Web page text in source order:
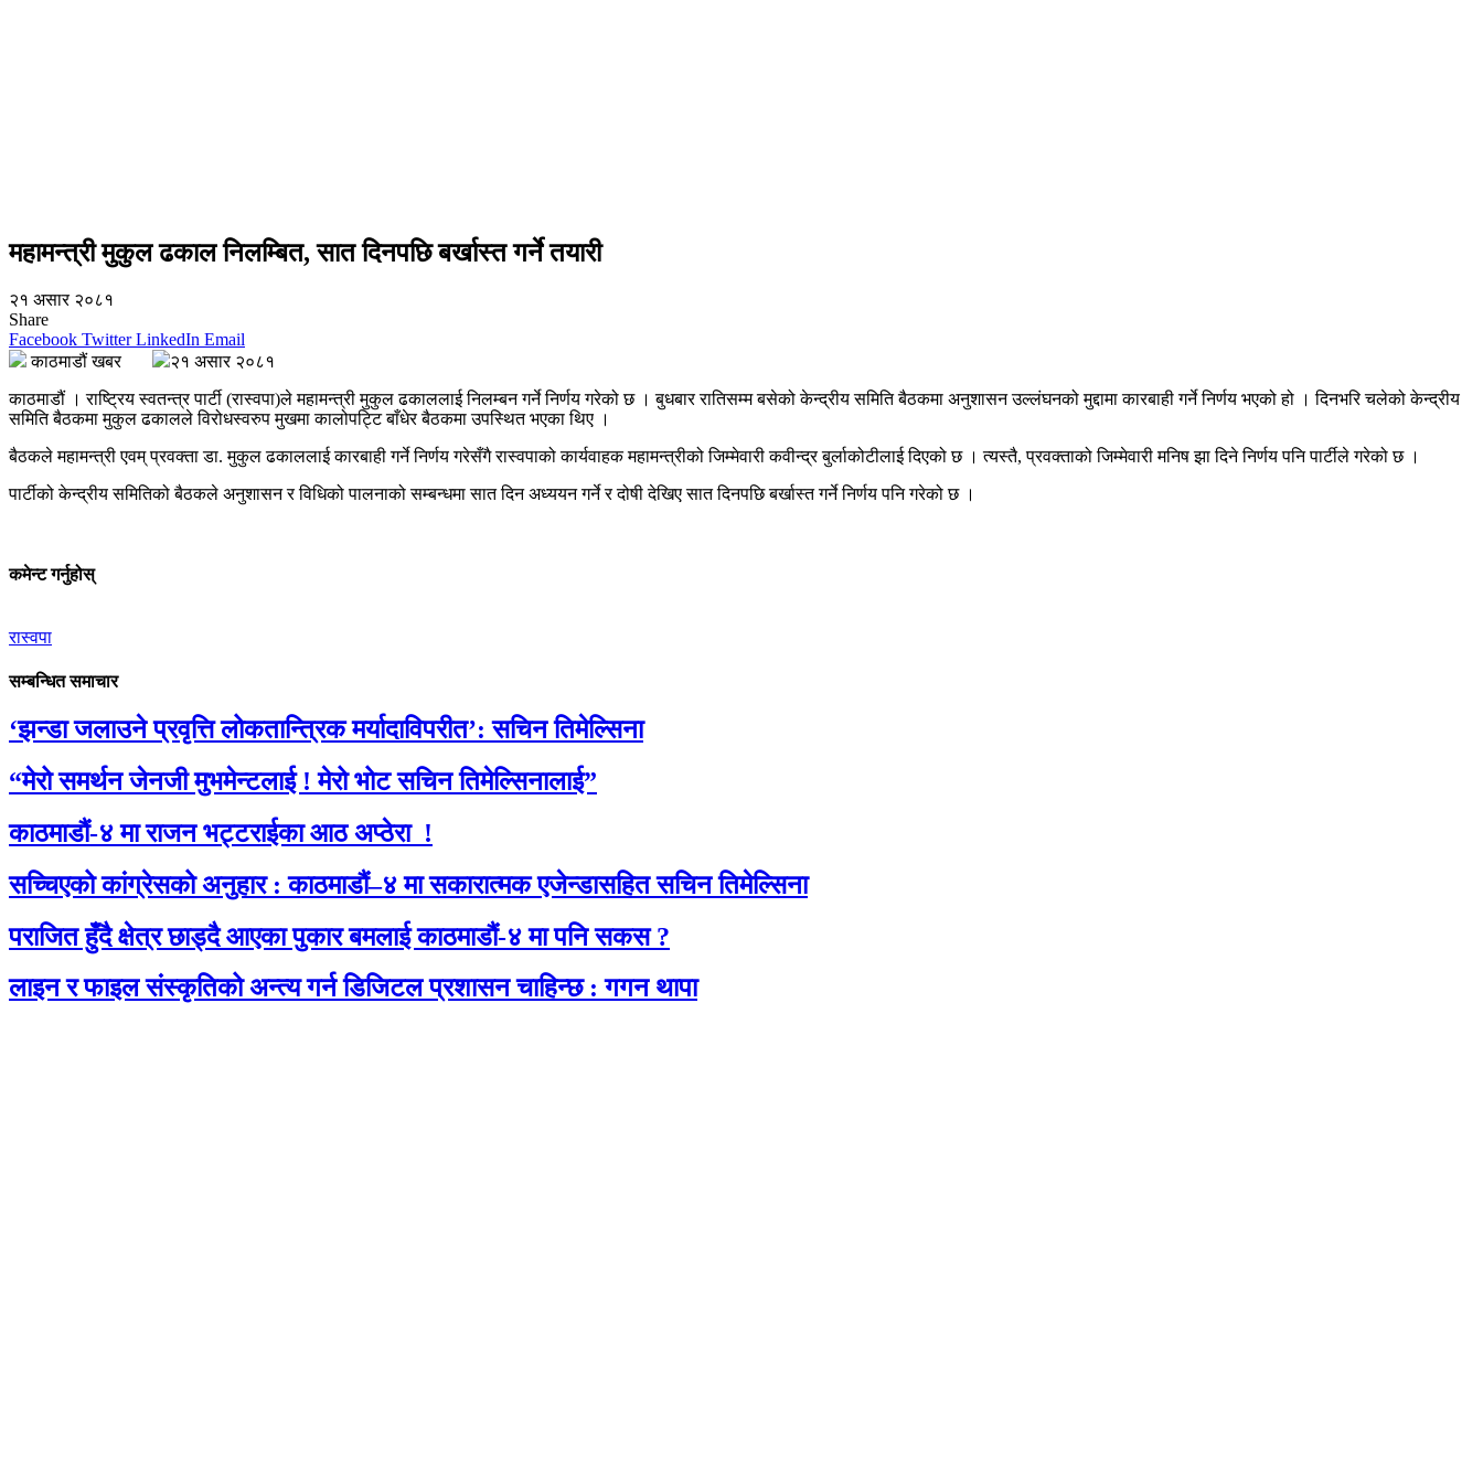
महामन्त्री मुकुल ढकाल निलम्बित, सात दिनपछि बर्खास्त गर्ने तयारी
२१ असार २०८१
Share
Facebook Twitter LinkedIn Email
काठमाडौं खबर
२१ असार २०८१
काठमाडौं । राष्ट्रिय स्वतन्त्र पार्टी (रास्वपा)ले महामन्त्री मुकुल ढकाललाई निलम्बन गर्ने निर्णय गरेको छ । बुधबार रातिसम्म बसेको केन्द्रीय समिति बैठकमा अनुशासन उल्लंघनको मुद्दामा कारबाही गर्ने निर्णय भएको हो । दिनभरि चलेको केन्द्रीय
समिति बैठकमा मुकुल ढकालले विरोधस्वरुप मुखमा कालोपट्टि बाँधेर बैठकमा उपस्थित भएका थिए ।
बैठकले महामन्त्री एवम् प्रवक्ता डा. मुकुल ढकाललाई कारबाही गर्ने निर्णय गरेसँगै रास्वपाको कार्यवाहक महामन्त्रीको जिम्मेवारी कवीन्द्र बुर्लाकोटीलाई दिएको छ । त्यस्तै, प्रवक्ताको जिम्मेवारी मनिष झा दिने निर्णय पनि पार्टीले गरेको छ ।
पार्टीको केन्द्रीय समितिको बैठकले अनुशासन र विधिको पालनाको सम्बन्धमा सात दिन अध्ययन गर्ने र दोषी देखिए सात दिनपछि बर्खास्त गर्ने निर्णय पनि गरेको छ ।
कमेन्ट गर्नुहोस्
रास्वपा
सम्बन्धित समाचार
‘झन्डा जलाउने प्रवृत्ति लोकतान्त्रिक मर्यादाविपरीत’: सचिन तिमेल्सिना
“मेरो समर्थन जेनजी मुभमेन्टलाई ! मेरो भोट सचिन तिमेल्सिनालाई”
काठमाडौं-४ मा राजन भट्टराईका आठ अप्ठेरा !
सच्चिएको कांग्रेसको अनुहार : काठमाडौं–४ मा सकारात्मक एजेन्डासहित सचिन तिमेल्सिना
पराजित हुँदै क्षेत्र छाड्दै आएका पुकार बमलाई काठमाडौं-४ मा पनि सकस ?
लाइन र फाइल संस्कृतिको अन्त्य गर्न डिजिटल प्रशासन चाहिन्छ : गगन थापा